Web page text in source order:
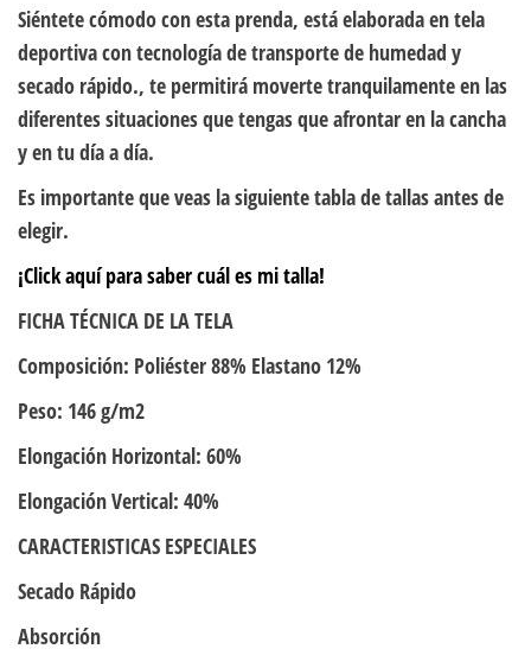
Siéntete cómodo con esta prenda, está elaborada en tela
deportiva con tecnología de transporte de humedad y
secado rápido., te permitirá moverte tranquilamente en las
diferentes situaciones que tengas que afrontar en la cancha
y en tu día a día.
Es importante que veas la siguiente tabla de tallas antes de
elegir.
¡Click aquí para saber cuál es mi talla!
FICHA TÉCNICA DE LA TELA
Composición: Poliéster 88% Elastano 12%
Peso: 146 g/m2
Elongación Horizontal: 60%
Elongación Vertical: 40%
CARACTERISTICAS ESPECIALES
Secado Rápido
Absorción